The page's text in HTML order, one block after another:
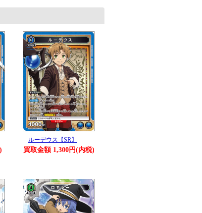
ルーデウス【SR】
買取金額 1,300円(内税)